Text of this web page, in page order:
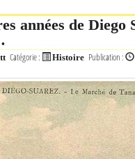
années de Diego
Catégorie : Histoire Publication :